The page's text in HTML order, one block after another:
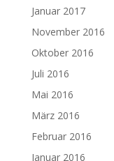
Januar 2017
November 2016
Oktober 2016
Juli 2016
Mai 2016
März 2016
Februar 2016
Januar 2016